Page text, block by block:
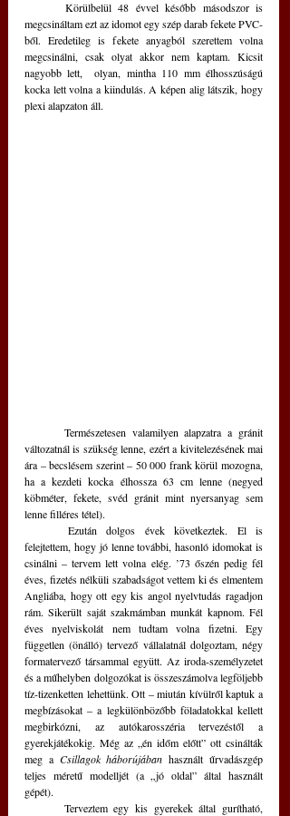
megcsináltam ezt az idomot egy szép darab fekete PVC-
ből. Eredetileg is fekete anyagból szerettem volna
megcsinálni, csak olyat akkor nem kaptam. Kicsit
nagyobb lett,  olyan, mintha 110 mm élhosszúságú
kocka lett volna a kiindulás. A képen alig látszik, hogy
plexi alapzaton áll.
változatnál is szükség lenne, ezért a kivitelezésének mai
ára – becslésem szerint – 50 000 frank körül mozogna,
ha a kezdeti kocka élhossza 63 cm lenne (negyed
köbméter, fekete, svéd gránit mint nyersanyag sem
lenne filléres tétel).
felejtettem, hogy jó lenne további, hasonló idomokat is
csinálni – tervem lett volna elég. ’73 őszén pedig fél
éves, fizetés nélküli szabadságot vettem ki és elmentem
Angliába, hogy ott egy kis angol nyelvtudás ragadjon
rám. Sikerült saját szakmámban munkát kapnom. Fél
éves nyelviskolát nem tudtam volna fizetni. Egy
független (önálló) tervező vállalatnál dolgoztam, négy
formatervező társammal együtt. Az iroda-személyzetet
és a műhelyben dolgozókat is összeszámolva legföljebb
tíz-tizenketten lehettünk. Ott – miután kívülről kaptuk a
megbízásokat – a legkülönbözőbb föladatokkal kellett
megbirkózni, az autókarosszéria tervezéstől a
gyerekjátékokig. Még az „én időm előtt” ott csinálták
meg a Csillagok háborújában használt űrvadászgép
teljes méretű modelljét (a „jó oldal” által használt
gépét).